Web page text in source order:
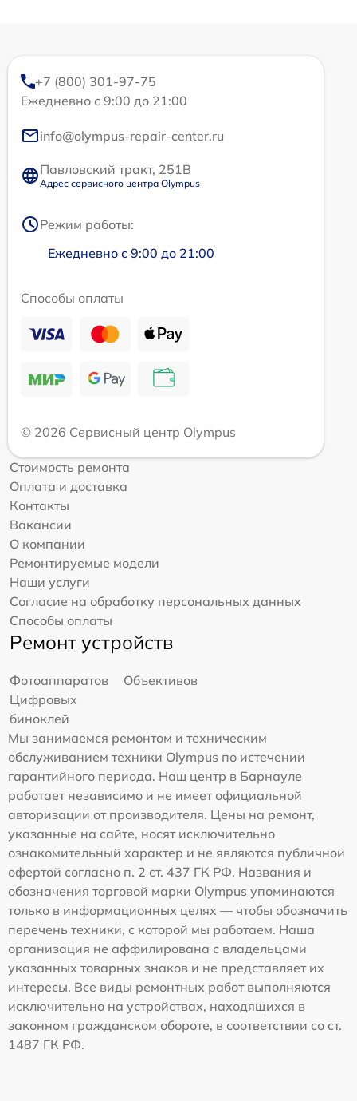
+7 (800) 301-97-75
Ежедневно с 9:00 до 21:00
info@olympus-repair-center.ru
Павловский тракт, 251В
Адрес сервисного центра Olympus
Режим работы:
Ежедневно с 9:00 до 21:00
Способы оплаты
© 2026 Сервисный центр Olympus
Стоимость ремонта
Оплата и доставка
Контакты
Вакансии
О компании
Ремонтируемые модели
Наши услуги
Согласие на обработку персональных данных
Способы оплаты
Ремонт устройств
Фотоаппаратов
Объективов
Цифровых
биноклей
Мы занимаемся ремонтом и техническим
обслуживанием техники Olympus по истечении
гарантийного периода. Наш центр в Барнауле
работает независимо и не имеет официальной
авторизации от производителя. Цены на ремонт,
указанные на сайте, носят исключительно
ознакомительный характер и не являются публичной
офертой согласно п. 2 ст. 437 ГК РФ. Названия и
обозначения торговой марки Olympus упоминаются
только в информационных целях — чтобы обозначить
перечень техники, с которой мы работаем. Наша
организация не аффилирована с владельцами
указанных товарных знаков и не представляет их
интересы. Все виды ремонтных работ выполняются
исключительно на устройствах, находящихся в
законном гражданском обороте, в соответствии со ст.
1487 ГК РФ.